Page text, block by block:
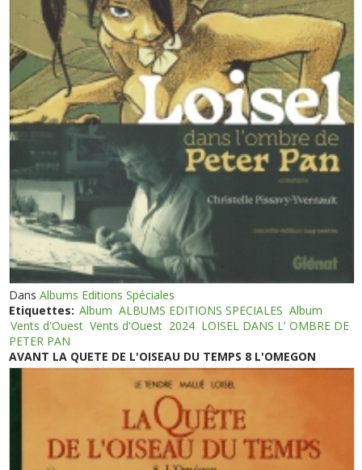
DansAlbums Editions Spéciales
Etiquettes: Album ALBUMS EDITIONS SPECIALES Album
Vents d'Ouest Vents d'Ouest 2024 LOISEL DANS L' OMBRE DE
PETER PAN
AVANT LA QUETE DE L'OISEAU DU TEMPS 8 L'OMEGON